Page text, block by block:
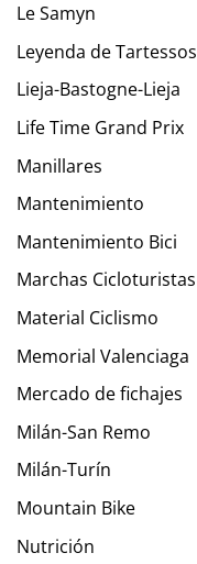
Le Samyn
Leyenda de Tartessos
Lieja-Bastogne-Lieja
Life Time Grand Prix
Manillares
Mantenimiento
Mantenimiento Bici
Marchas Cicloturistas
Material Ciclismo
Memorial Valenciaga
Mercado de fichajes
Milán-San Remo
Milán-Turín
Mountain Bike
Nutrición